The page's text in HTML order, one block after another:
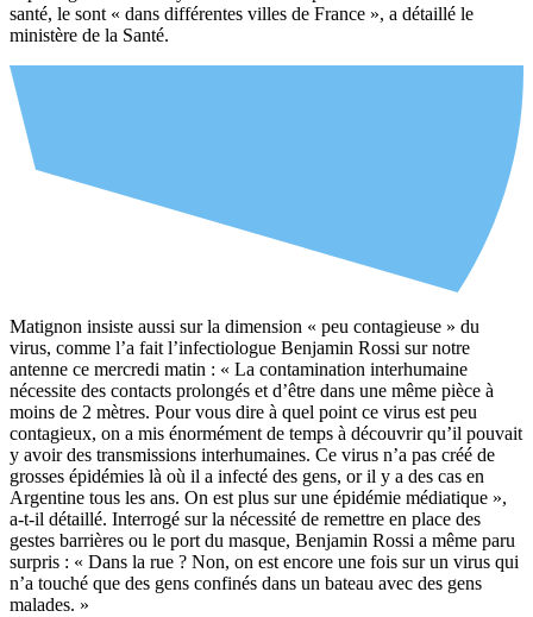
santé, le sont « dans différentes villes de France », a détaillé le
ministère de la Santé.
Matignon insiste aussi sur la dimension « peu contagieuse » du
virus, comme l’a fait l’infectiologue Benjamin Rossi sur notre
antenne ce mercredi matin : « La contamination interhumaine
nécessite des contacts prolongés et d’être dans une même pièce à
moins de 2 mètres. Pour vous dire à quel point ce virus est peu
contagieux, on a mis énormément de temps à découvrir qu’il pouvait
y avoir des transmissions interhumaines. Ce virus n’a pas créé de
grosses épidémies là où il a infecté des gens, or il y a des cas en
Argentine tous les ans. On est plus sur une épidémie médiatique »,
a-t-il détaillé. Interrogé sur la nécessité de remettre en place des
gestes barrières ou le port du masque, Benjamin Rossi a même paru
surpris : « Dans la rue ? Non, on est encore une fois sur un virus qui
n’a touché que des gens confinés dans un bateau avec des gens
malades. »